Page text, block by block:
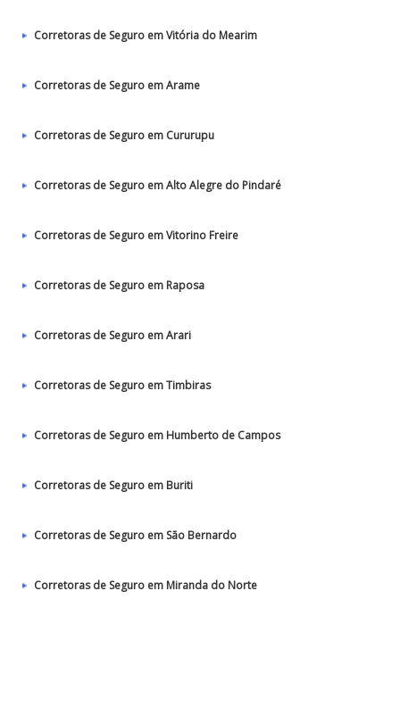
Corretoras de Seguro em Vitória do Mearim
Corretoras de Seguro em Arame
Corretoras de Seguro em Cururupu
Corretoras de Seguro em Alto Alegre do Pindaré
Corretoras de Seguro em Vitorino Freire
Corretoras de Seguro em Raposa
Corretoras de Seguro em Arari
Corretoras de Seguro em Timbiras
Corretoras de Seguro em Humberto de Campos
Corretoras de Seguro em Buriti
Corretoras de Seguro em São Bernardo
Corretoras de Seguro em Miranda do Norte